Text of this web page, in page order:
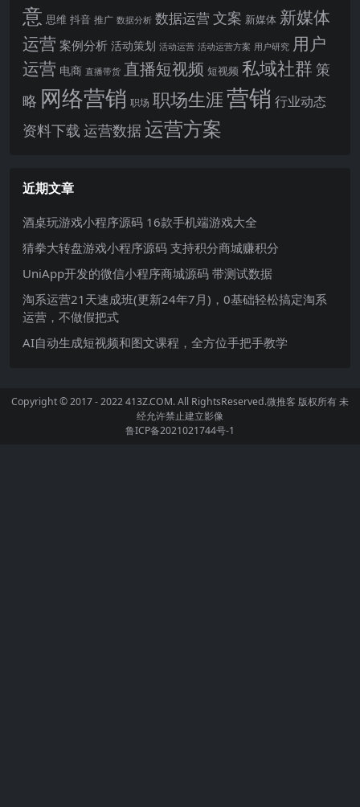
意 思维 抖音 推广 数据分析 数据运营 文案 新媒体 新媒体
运营 案例分析 活动策划 活动运营 活动运营方案 用户研究 用户
运营 电商 直播带货 直播短视频 短视频 私域社群 策
略 网络营销 职场 职场生涯营销 行业动态
资料下载 运营数据运营方案
近期文章
酒桌玩游戏小程序源码 16款手机端游戏大全
猜拳大转盘游戏小程序源码 支持积分商城赚积分
UniApp开发的微信小程序商城源码 带测试数据
淘系运营21天速成班(更新24年7月)，0基础轻松搞定淘系
运营，不做假把式
AI自动生成短视频和图文课程，全方位手把手教学
Copyright © 2017 - 2022 413Z.COM. All RightsReserved.微推客 版权所有 未
经允许禁止建立影像
鲁ICP备2021021744号-1